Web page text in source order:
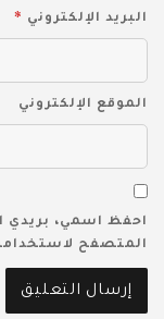
البريد الإلكتروني *
الموقع الإلكتروني
احفظ اسمي، بريدي
المتصفح